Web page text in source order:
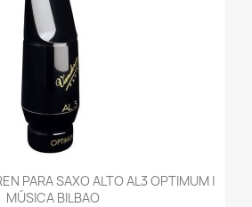
PARA SAXO ALTO AL3 OPTIMUM |
MÚSICA BILBAO